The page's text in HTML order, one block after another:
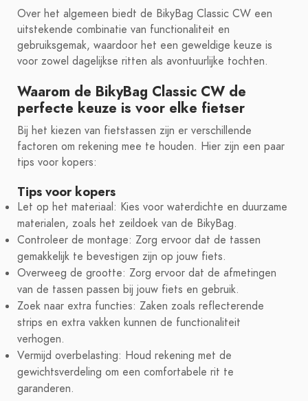
Over het algemeen biedt de BikyBag Classic CW een
uitstekende combinatie van functionaliteit en
gebruiksgemak, waardoor het een geweldige keuze is
voor zowel dagelijkse ritten als avontuurlijke tochten.
Waarom de BikyBag Classic CW de
perfecte keuze is voor elke fietser
Bij het kiezen van fietstassen zijn er verschillende
factoren om rekening mee te houden. Hier zijn een paar
tips voor kopers:
Tips voor kopers
Let op het materiaal: Kies voor waterdichte en duurzame
materialen, zoals het zeildoek van de BikyBag.
Controleer de montage: Zorg ervoor dat de tassen
gemakkelijk te bevestigen zijn op jouw fiets.
Overweeg de grootte: Zorg ervoor dat de afmetingen
van de tassen passen bij jouw fiets en gebruik.
Zoek naar extra functies: Zaken zoals reflecterende
strips en extra vakken kunnen de functionaliteit
verhogen.
Vermijd overbelasting: Houd rekening met de
gewichtsverdeling om een comfortabele rit te
garanderen.